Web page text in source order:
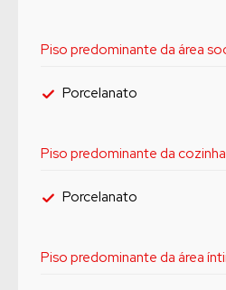
Piso predominante da área
Porcelanato
Piso predominante da
Porcelanato
Piso predominante da área